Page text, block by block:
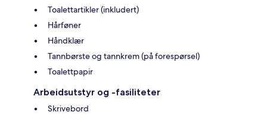
Toalettartikler (inkludert)
Hårføner
Håndklær
Tannbørste og tannkrem (på forespørsel)
Toalettpapir
Arbeidsutstyr og -fasiliteter
Skrivebord